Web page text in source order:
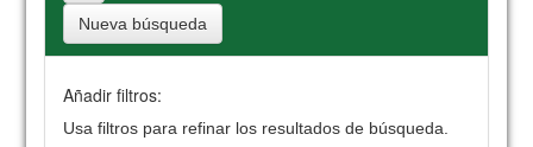
Nueva búsqueda
Añadir filtros:
Usa filtros para refinar los resultados de búsqueda.